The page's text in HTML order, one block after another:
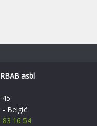
asbl
- België
83 16 54